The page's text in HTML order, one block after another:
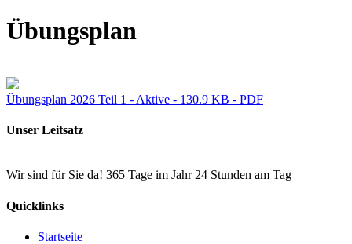
Übungsplan
Übungsplan 2026 Teil 1 - Aktive - 130.9 KB - PDF
Unser Leitsatz
Wir sind für Sie da! 365 Tage im Jahr 24 Stunden am Tag
Quicklinks
Startseite